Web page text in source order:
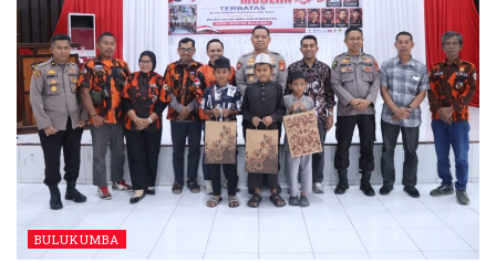
BULUKUMBA